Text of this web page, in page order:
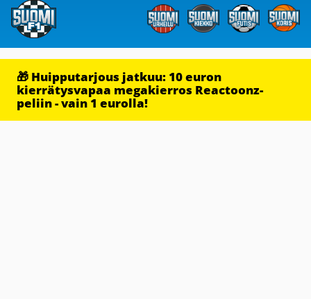
🎁 Huipputarjous jatkuu: 10 euron
kierrätysvapaa megakierros Reactoonz-
peliin - vain 1 eurolla!